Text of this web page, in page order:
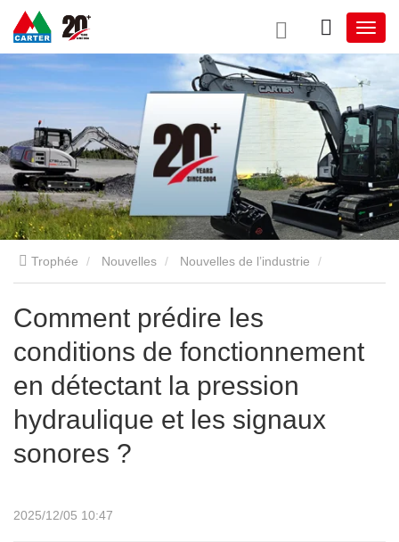
Trophée Nouvelles Nouvelles de l’industrie
Comment prédire les conditions de fonctionnement en détectant
la pression hydraulique et les signaux sonores ?
Comment prédire les
conditions de fonctionnement
en détectant la pression
hydraulique et les signaux
sonores ?
2025/12/05 10:47